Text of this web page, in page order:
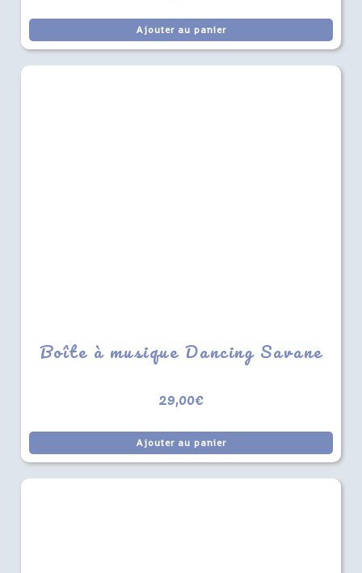
Ajouter au panier
Boîte à musique Dancing Savane
29,00€
Ajouter au panier